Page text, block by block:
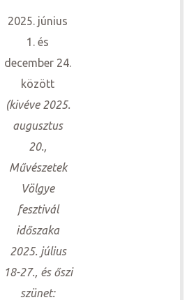
2025. június
1. és
december 24.
között
(kivéve 2025.
augusztus
20.,
Művészetek
Völgye
fesztivál
időszaka
2025. július
18-27., és őszi
szünet: